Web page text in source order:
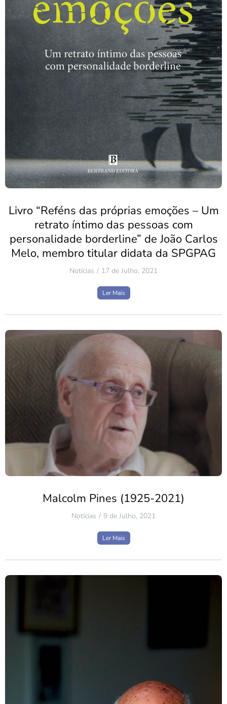
Livro “Reféns das próprias emoções – Um
retrato íntimo das pessoas com
personalidade borderline” de João Carlos
Melo, membro titular didata da SPGPAG
Notícias 17 de Julho, 2021
Ler Mais
Malcolm Pines (1925-2021)
Notícias 9 de Julho, 2021
Ler Mais